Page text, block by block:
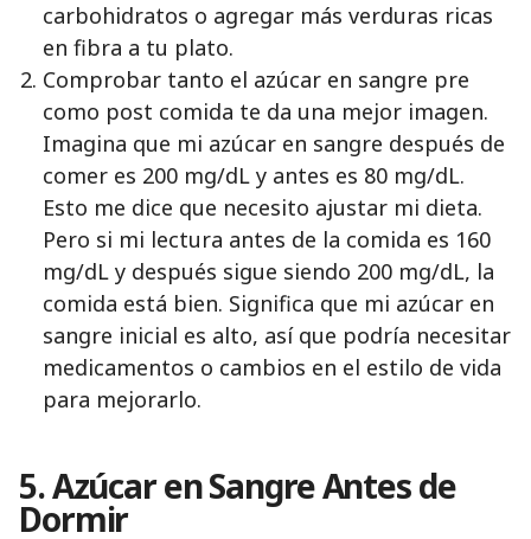
carbohidratos o agregar más verduras ricas
en fibra a tu plato.
Comprobar tanto el azúcar en sangre pre
como post comida te da una mejor imagen.
Imagina que mi azúcar en sangre después de
comer es 200 mg/dL y antes es 80 mg/dL.
Esto me dice que necesito ajustar mi dieta.
Pero si mi lectura antes de la comida es 160
mg/dL y después sigue siendo 200 mg/dL, la
comida está bien. Significa que mi azúcar en
sangre inicial es alto, así que podría necesitar
medicamentos o cambios en el estilo de vida
para mejorarlo.
5. Azúcar en Sangre Antes de
Dormir